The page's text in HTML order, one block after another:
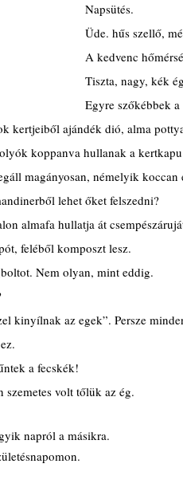
Napsütés.
Üde. hűs szellő,
A kedvenc
Tiszta, nagy, kék
Egyre szőkébbek
kertjeiből ajándék dió, alma
koppanva hullanak a
magányosan, némelyik
lehet őket felszedni?
almafa hullatja át
feléből komposzt lesz.
Nem olyan, mint eddig.
kinyílnak az egek”. Persze
a fecskék!
szemetes volt tőlük az ég.
napról a másikra.